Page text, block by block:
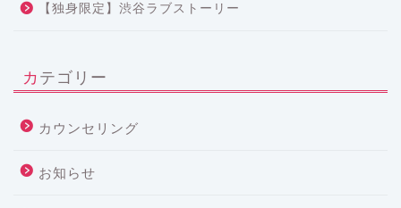
【独身限定】渋谷ラブストーリー
カテゴリー
カウンセリング
お知らせ